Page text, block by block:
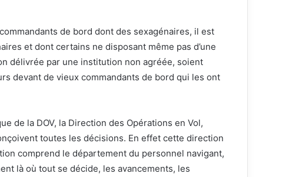
de bord dont des sexagénaires, il est
et dont certains ne disposant même pas d’une
délivrée par une institution non agréée, soient
devant de vieux commandants de bord qui les ont
de la DOV, la Direction des Opérations en Vol,
toutes les décisions. En effet cette direction
comprend le département du personnel navigant,
là où tout se décide, les avancements, les